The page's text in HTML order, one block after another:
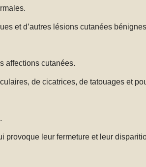
et d’autres lésions cutanées
affections cutanées.
de cicatrices, de tatouages et
provoque leur fermeture et leur